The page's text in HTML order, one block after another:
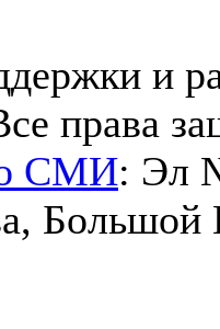
и
права
СМИ: Эл
Большой